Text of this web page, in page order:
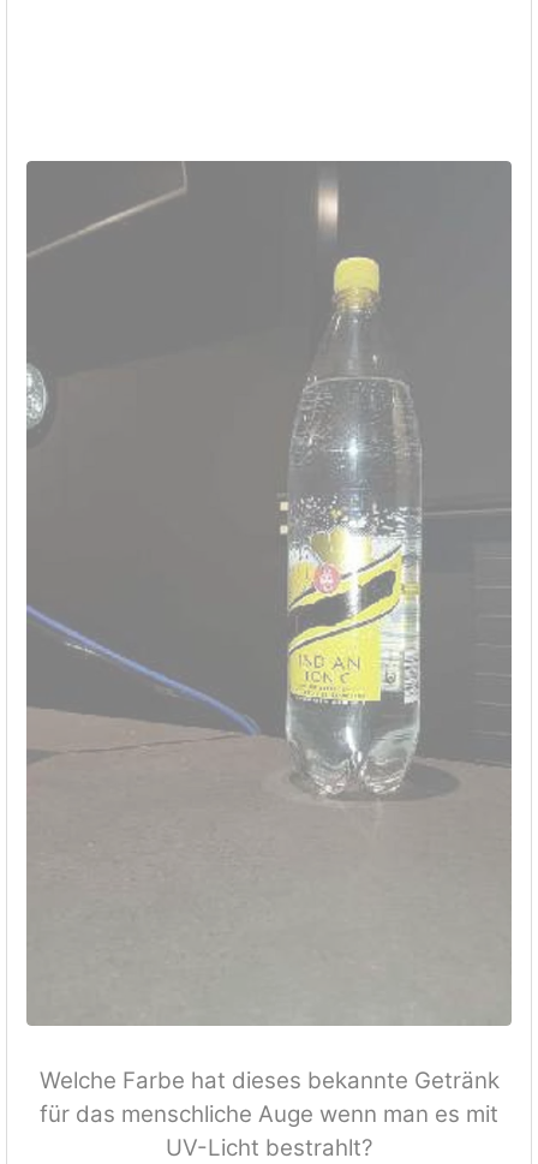
Welche Farbe hat dieses bekannte Getränk
für das menschliche Auge wenn man es mit
UV-Licht bestrahlt?